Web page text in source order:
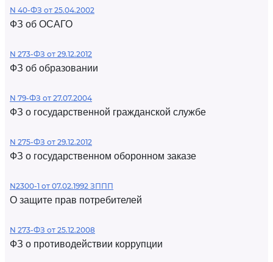
N 40-ФЗ от 25.04.2002
ФЗ об ОСАГО
N 273-ФЗ от 29.12.2012
ФЗ об образовании
N 79-ФЗ от 27.07.2004
ФЗ о государственной гражданской службе
N 275-ФЗ от 29.12.2012
ФЗ о государственном оборонном заказе
N2300-1 от 07.02.1992 ЗППП
О защите прав потребителей
N 273-ФЗ от 25.12.2008
ФЗ о противодействии коррупции